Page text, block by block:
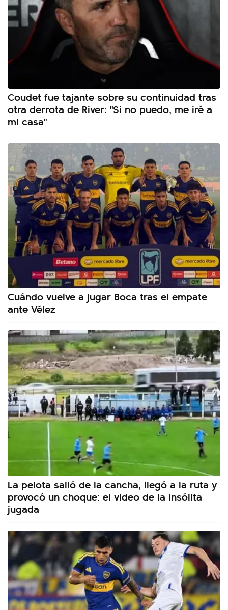
Coudet fue tajante sobre su continuidad tras
otra derrota de River: "Si no puedo, me iré a
mi casa"
Cuándo vuelve a jugar Boca tras el empate
ante Vélez
La pelota salió de la cancha, llegó a la ruta y
provocó un choque: el video de la insólita
jugada